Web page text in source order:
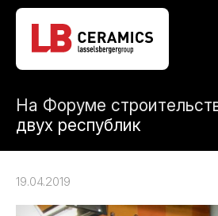
На Форуме
двух республик
19.04.2019